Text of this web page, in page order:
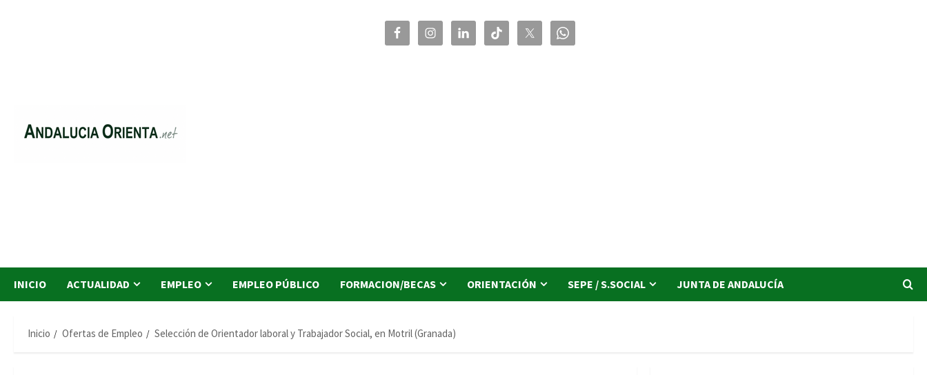
INICIO ACTUALIDAD EMPLEO EMPLEO PÚBLICO FORMACION/BECAS ORIENTACIÓN SEPE / S.SOCIAL JUNTA DE ANDALUCÍA
Inicio Ofertas de Empleo Selección de Orientador laboral y Trabajador Social, en Motril (Granada)